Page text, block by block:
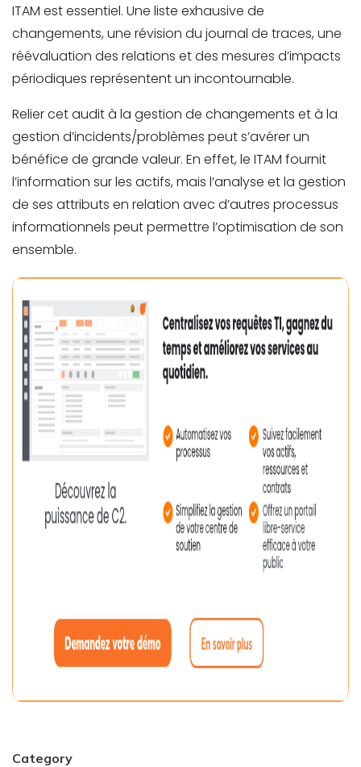
ITAM est essentiel. Une liste exhausive de
changements, une révision du journal de traces, une
réévaluation des relations et des mesures d’impacts
périodiques représentent un incontournable.
Relier cet audit à la gestion de changements et à la
gestion d’incidents/problèmes peut s’avérer un
bénéfice de grande valeur. En effet, le ITAM fournit
l’information sur les actifs, mais l’analyse et la gestion
de ses attributs en relation avec d’autres processus
informationnels peut permettre l’optimisation de son
ensemble.
Category